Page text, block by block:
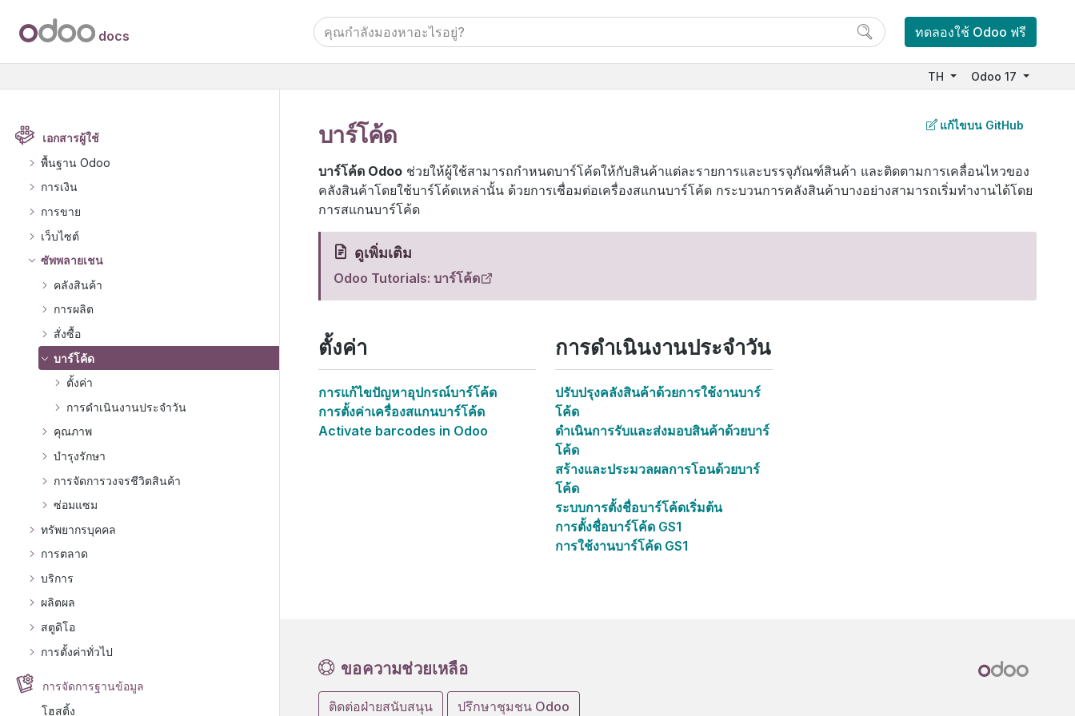
เอกสารผู้ใช้
พื้นฐาน Odoo
การเงิน
การขาย
เว็บไซต์
ซัพพลายเชน
คลังสินค้า
การผลิต
สั่งซื้อ
บาร์โค้ด
ตั้งค่า
การดำเนินงานประจำวัน
คุณภาพ
บำรุงรักษา
การจัดการวงจรชีวิตสินค้า
ซ่อมแซม
ทรัพยากรบุคคล
การตลาด
บริการ
ผลิตผล
สตูดิโอ
การตั้งค่าทั่วไป
การจัดการฐานข้อมูล
โฮสติ้ง
docs ทดลองใช้ Odoo ฟรี
TH Odoo 17
บาร์โค้ด
บาร์โค้ด Odoo ช่วยให้ผู้ใช้สามารถกำหนดบาร์โค้ดให้กับสินค้าแต่ละรายการและบรรจุภัณฑ์สินค้า และติดตามการเคลื่อนไหวของ
คลังสินค้าโดยใช้บาร์โค้ดเหล่านั้น ด้วยการเชื่อมต่อเครื่องสแกนบาร์โค้ด กระบวนการคลังสินค้าบางอย่างสามารถเริ่มทำงานได้โดย
การสแกนบาร์โค้ด
ดูเพิ่มเติม
Odoo Tutorials: บาร์โค้ด
ตั้งค่า
การแก้ไขปัญหาอุปกรณ์บาร์โค้ด
การตั้งค่าเครื่องสแกนบาร์โค้ด
Activate barcodes in Odoo
การดำเนินงานประจำวัน
ปรับปรุงคลังสินค้าด้วยการใช้งานบาร์
โค้ด
ดำเนินการรับและส่งมอบสินค้าด้วยบาร์
โค้ด
สร้างและประมวลผลการโอนด้วยบาร์
โค้ด
ระบบการตั้งชื่อบาร์โค้ดเริ่มต้น
การตั้งชื่อบาร์โค้ด GS1
การใช้งานบาร์โค้ด GS1
แก้ไขบน GitHub
ขอความช่วยเหลือ
ติดต่อฝ่ายสนับสนุน ปรึกษาชุมชน Odoo